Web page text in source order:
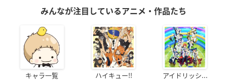
みんなが注目しているアニメ・作品たち
キャラ一覧 ハイキュー!! アイドリッシ...